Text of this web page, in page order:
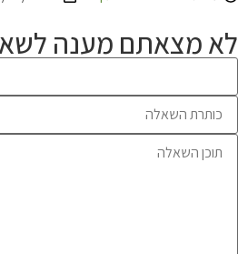
לא מצאתם מענה